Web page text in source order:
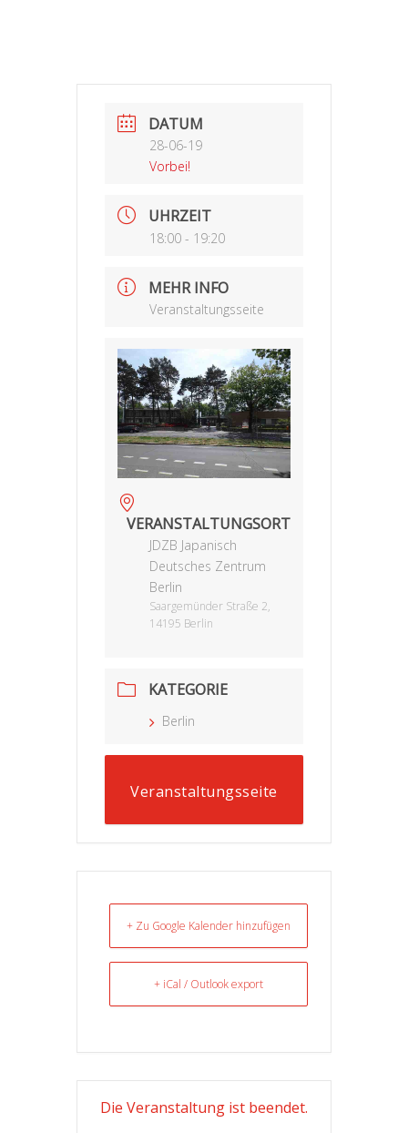
DATUM
28-06-19
Vorbei!
UHRZEIT
18:00 - 19:20
MEHR INFO
Veranstaltungsseite
VERANSTALTUNGSORT
JDZB Japanisch
Deutsches Zentrum
Berlin
Saargemünder Straße 2,
14195 Berlin
KATEGORIE
Berlin
Veranstaltungsseite
+ Zu Google Kalender hinzufügen
+ iCal / Outlook export
Die Veranstaltung ist beendet.